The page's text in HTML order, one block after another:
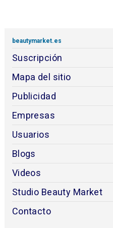
beautymarket.es
Suscripción
Mapa del sitio
Publicidad
Empresas
Usuarios
Blogs
Videos
Studio Beauty Market
Contacto